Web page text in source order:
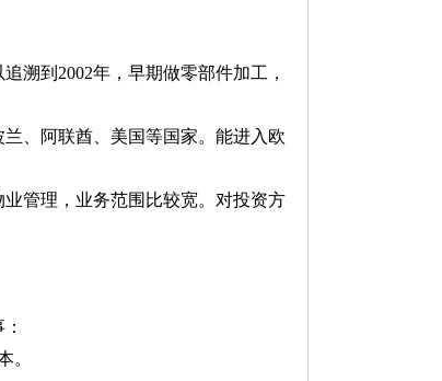
溯到2002年，早期做零部件加工，
、阿联酋、美国等国家。能进入欧
管理，业务范围比较宽。对投资方
。